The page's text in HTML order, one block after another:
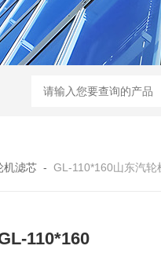
液压油滤芯 CST71005离心
机滤芯 - GL-110*160山东汽轮
110*160